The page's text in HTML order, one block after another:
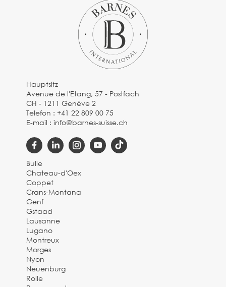
Hauptsitz
Avenue de l'Etang, 57 - Postfach
CH - 1211 Genève 2
Telefon :+41 22 809 00 75
E-mail :info@barnes-suisse.ch
Bulle
Chateau-d'Oex
Coppet
Crans-Montana
Genf
Gstaad
Lausanne
Lugano
Montreux
Morges
Nyon
Neuenburg
Rolle